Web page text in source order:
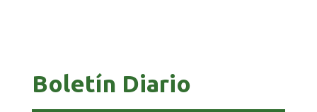
Boletín Diario